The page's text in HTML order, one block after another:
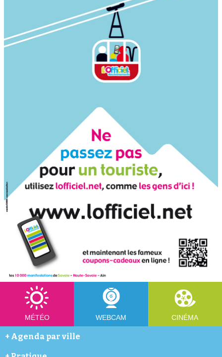
MÉTÉO WEBCAM CINÉMA
+ Agenda par ville
Abondance